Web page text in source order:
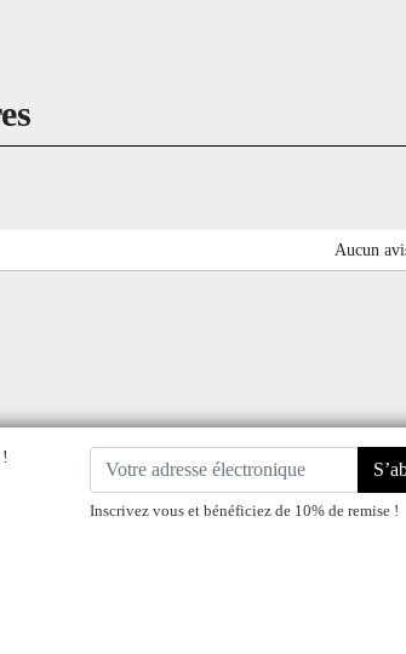
Aucun
Inscrivez vous et bénéficiez de 10% de remise !